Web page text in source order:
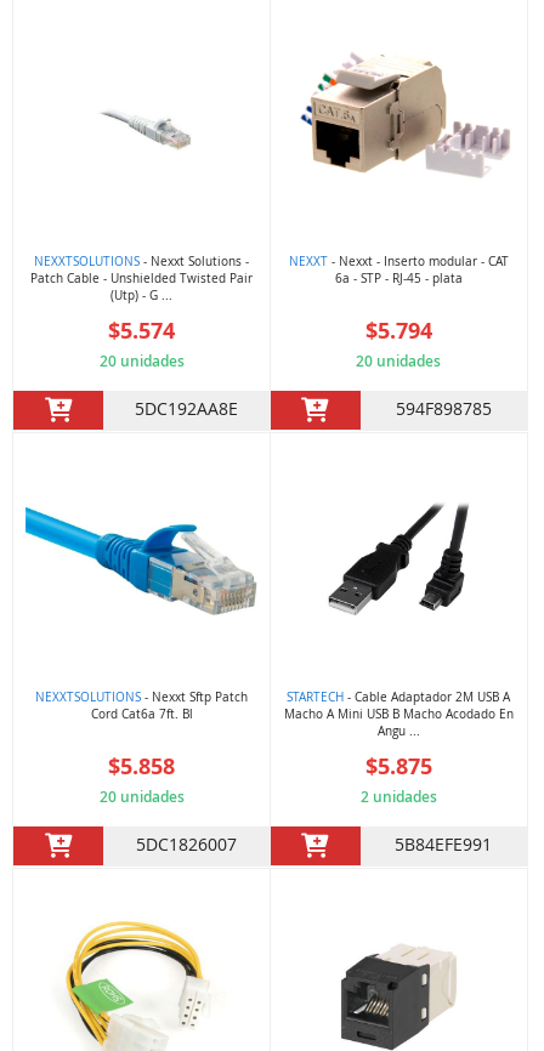
NEXXTSOLUTIONS - Nexxt Solutions -
Patch Cable - Unshielded Twisted Pair
(Utp) - G ...
$5.574
20 unidades
5DC192AA8E
NEXXT- Nexxt - Inserto modular - CAT
6a - STP - RJ-45 - plata
$5.794
20 unidades
594F898785
NEXXTSOLUTIONS - Nexxt Sftp Patch
Cord Cat6a 7ft. Bl
$5.858
20 unidades
5DC1826007
STARTECH - Cable Adaptador 2M USB A
Macho A Mini USB B Macho Acodado En
Angu ...
$5.875
2 unidades
5B84EFE991